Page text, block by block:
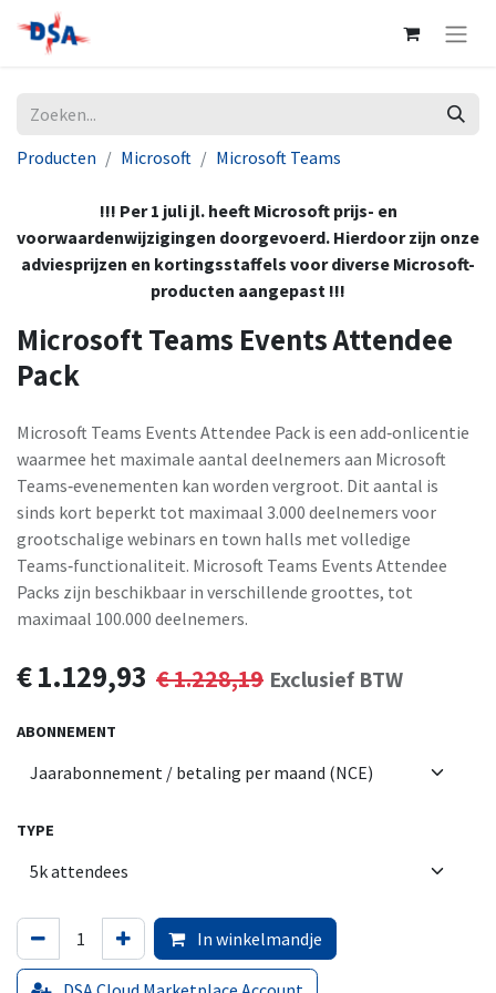
Producten Microsoft Microsoft Teams
!!! Per 1 juli jl. heeft Microsoft prijs- en
voorwaardenwijzigingen doorgevoerd. Hierdoor zijn onze
adviesprijzen en kortingsstaffels voor diverse Microsoft-
producten aangepast !!!
Microsoft Teams Events Attendee
Pack
Microsoft Teams Events Attendee Pack is een add‑onlicentie
waarmee het maximale aantal deelnemers aan Microsoft
Teams‑evenementen kan worden vergroot. Dit aantal is
sinds kort beperkt tot maximaal 3.000 deelnemers voor
grootschalige webinars en town halls met volledige
Teams‑functionaliteit. Microsoft Teams Events Attendee
Packs zijn beschikbaar in verschillende groottes, tot
maximaal 100.000 deelnemers.
€1.129,93 €1.228,19 Exclusief BTW
ABONNEMENT
TYPE
In winkelmandje